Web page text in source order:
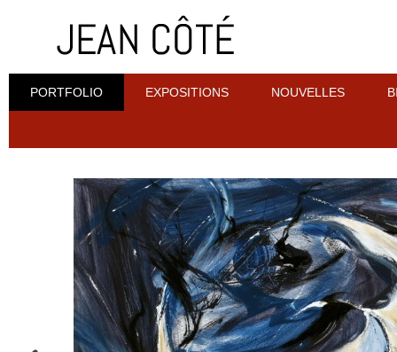
PORTFOLIO EXPOSITIONS NOUVELLES